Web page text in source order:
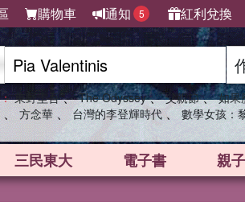
購物車 通知 5 紅利兌換
東野圭吾 、 The Odyssey 、 父親節 、 如果
、 方念華 、 台灣的李登輝時代 、 數學女孩：
三民東大 電子書 親子